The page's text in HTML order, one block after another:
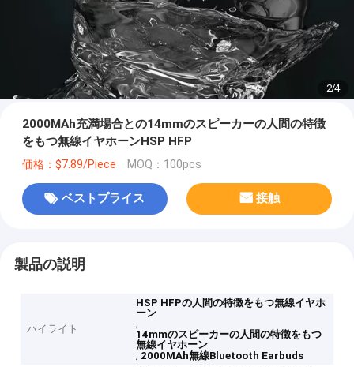
2/4
2000MAh充満場合との14mmのスピーカーの人間の特徴
をもつ無線イヤホーンHSP HFP
価格：$7.89/Piece MOQ：100pcs
ベストプライス 接触
製品の説明
ハイライト
HSP HFPの人間の特徴をもつ無線イヤホ
ーン
,
14mmのスピーカーの人間の特徴をもつ
無線イヤホーン
, 2000MAh無線Bluetooth Earbuds